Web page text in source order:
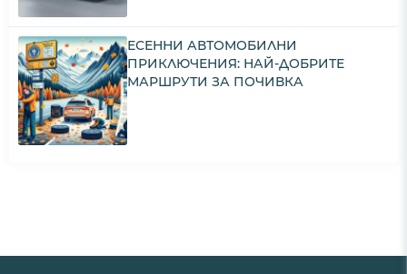
ЕСЕННИ АВТОМОБИЛНИ
ПРИКЛЮЧЕНИЯ: НАЙ-ДОБРИТЕ
МАРШРУТИ ЗА ПОЧИВКА